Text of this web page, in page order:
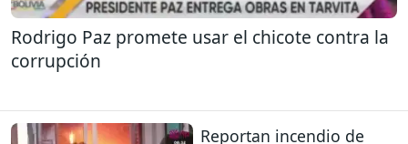
Rodrigo Paz promete usar el chicote contra la
corrupción
Reportan incendio de